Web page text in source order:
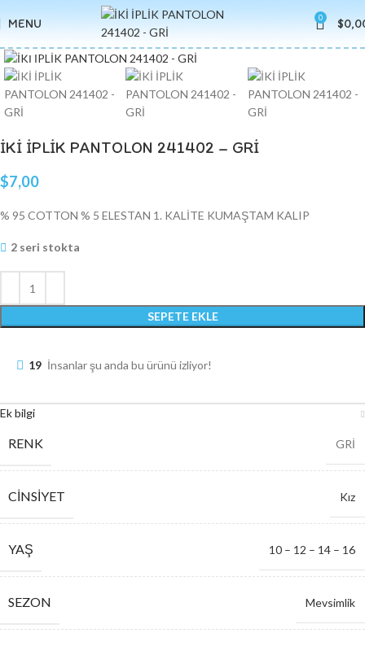
MENU 0 $
Click to enlarge
İKİ İPLİK PANTOLON 241402 – GRİ
$7,00
% 95 COTTON % 5 ELESTAN 1. KALİTE KUMAŞTAM KALIP
2 seri stokta
SEPETE EKLE
19 İnsanlar şu anda bu ürünü izliyor!
Ek bilgi
RENK GRİ
CINSIYET Kız
YAŞ 10 – 12 – 14 – 16
SEZON Mevsimlik